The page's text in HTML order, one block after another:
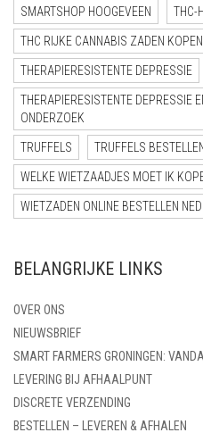
SMARTSHOP HOOGEVEEN THC-H
THC RIJKE CANNABIS ZADEN KOPEN
THERAPIERESISTENTE DEPRESSIE
THERAPIERESISTENTE DEPRESSIE
ONDERZOEK
TRUFFELS TRUFFELS BESTELLEN
WELKE WIETZAADJES MOET IK
WIETZADEN ONLINE BESTELLEN
BELANGRIJKE LINKS
OVER ONS
NIEUWSBRIEF
SMART FARMERS GRONINGEN:
LEVERING BIJ AFHAALPUNT
DISCRETE VERZENDING
BESTELLEN – LEVEREN & AFHALEN